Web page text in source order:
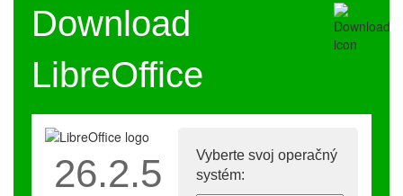
Download
LibreOffice
Vyberte svoj operačný
systém:
26.2.5